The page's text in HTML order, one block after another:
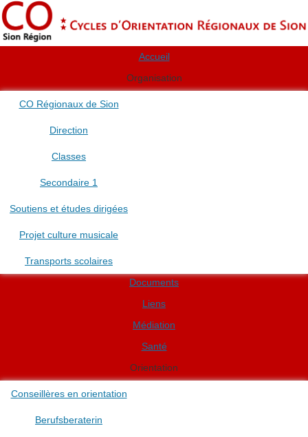
Accueil
Organisation
CO Régionaux de Sion
Direction
Classes
Secondaire 1
Soutiens et études dirigées
Projet culture musicale
Transports scolaires
Documents
Liens
Médiation
Santé
Orientation
Conseillères en orientation
Berufsberaterin